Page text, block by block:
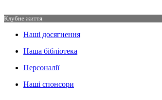
Клубне життя
Наші досягнення
Наша бібліотека
Персоналії
Наші спонсори